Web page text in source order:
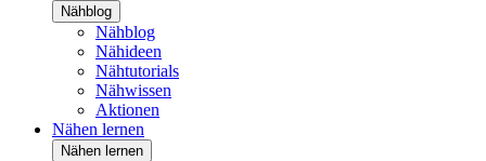
Nähblog
Nähblog
Nähideen
Nähtutorials
Nähwissen
Aktionen
Nähen lernen
Nähen lernen